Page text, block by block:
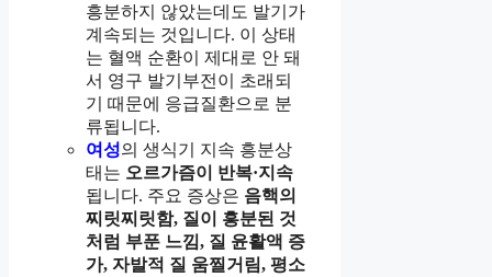
흥분하지 않았는데도 발기가
계속되는 것입니다. 이 상태
는 혈액 순환이 제대로 안 돼
서 영구 발기부전이 초래되
기 때문에 응급질환으로 분
류됩니다.
여성의 생식기 지속 흥분상
태는 오르가즘이 반복·지속
됩니다. 주요 증상은 음핵의
찌릿찌릿함, 질이 흥분된 것
처럼 부푼 느낌, 질 윤활액 증
가, 자발적 질 움찔거림, 평소